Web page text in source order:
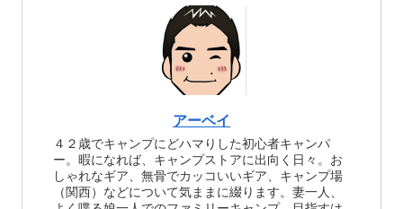
アーベイ
４２歳でキャンプにどハマりした初心者キャンパ
ー。暇になれば、キャンプストアに出向く日々。お
しゃれなギア、無骨でカッコいいギア、キャンプ場
（関西）などについて気ままに綴ります。妻一人、